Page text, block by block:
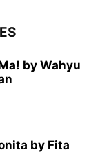
by Wahyu
by Fita